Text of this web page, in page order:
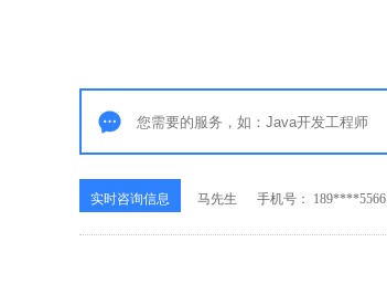
实时咨询信息 张女士 手机号： 136****6508
实时咨询信息 马先生 手机号： 189****5566